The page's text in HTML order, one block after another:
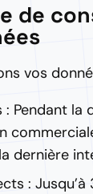
de
vos
: Pendant la
dernière
: